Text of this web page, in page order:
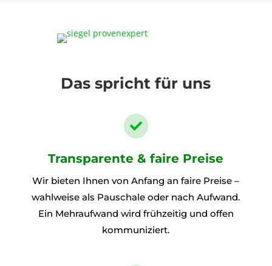
Das spricht für uns

Transparente & faire Preise
Wir bieten Ihnen von Anfang an faire Preise –
wahlweise als Pauschale oder nach Aufwand.
Ein Mehraufwand wird frühzeitig und offen
kommuniziert.